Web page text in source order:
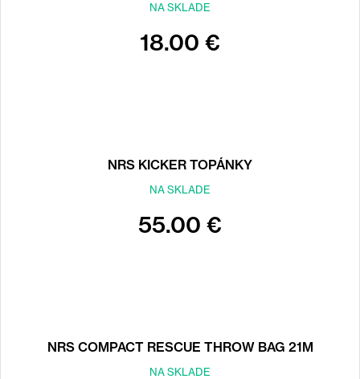
NA SKLADE
18.00 €
NRS KICKER TOPÁNKY
NA SKLADE
55.00 €
NRS COMPACT RESCUE THROW BAG 21M
NA SKLADE